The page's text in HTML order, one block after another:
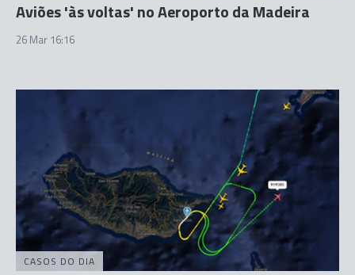
Aviões 'às voltas' no Aeroporto da Madeira
26 Mar 16:16
CASOS DO DIA